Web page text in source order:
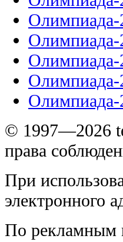
Олимпиада-
© 1997—2026
права
При
электронного
По рекламным